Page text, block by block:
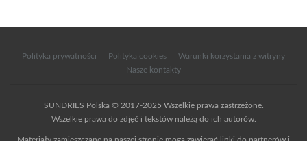
Polityka prywatności Polityka cookies
Warunki korzystania z witryny
Nasze kontakty
SUNDRIES Polska © 2017-2025 Wszelkie prawa zastrzeżone.
Wszelkie prawa do zdjęć i tekstów należą do ich autorów.
Materiały zamieszczane na naszej stronie mogą zawierać linki do partnerów i